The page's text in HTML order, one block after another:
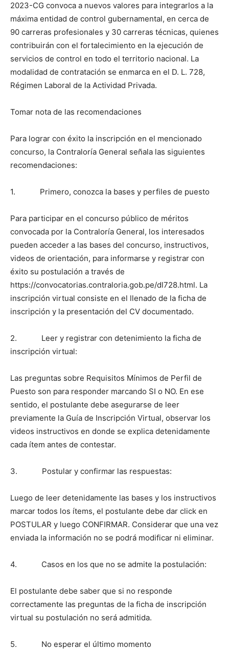
2023-CG convoca a nuevos valores para integrarlos a la
máxima entidad de control gubernamental, en cerca de
90 carreras profesionales y 30 carreras técnicas, quienes
contribuirán con el fortalecimiento en la ejecución de
servicios de control en todo el territorio nacional. La
modalidad de contratación se enmarca en el D. L. 728,
Régimen Laboral de la Actividad Privada.
Tomar nota de las recomendaciones
Para lograr con éxito la inscripción en el mencionado
concurso, la Contraloría General señala las siguientes
recomendaciones:
1. Primero, conozca la bases y perfiles de puesto
Para participar en el concurso público de méritos
convocada por la Contraloría General, los interesados
pueden acceder a las bases del concurso, instructivos,
videos de orientación, para informarse y registrar con
éxito su postulación a través de
https://convocatorias.contraloria.gob.pe/dl728.html. La
inscripción virtual consiste en el llenado de la ficha de
inscripción y la presentación del CV documentado.
2. Leer y registrar con detenimiento la ficha de
inscripción virtual:
Las preguntas sobre Requisitos Mínimos de Perfil de
Puesto son para responder marcando SI o NO. En ese
sentido, el postulante debe asegurarse de leer
previamente la Guía de Inscripción Virtual, observar los
videos instructivos en donde se explica detenidamente
cada ítem antes de contestar.
3. Postular y confirmar las respuestas:
Luego de leer detenidamente las bases y los instructivos
marcar todos los ítems, el postulante debe dar click en
POSTULAR y luego CONFIRMAR. Considerar que una vez
enviada la información no se podrá modificar ni eliminar.
4. Casos en los que no se admite la postulación:
El postulante debe saber que si no responde
correctamente las preguntas de la ficha de inscripción
virtual su postulación no será admitida.
5. No esperar el último momento